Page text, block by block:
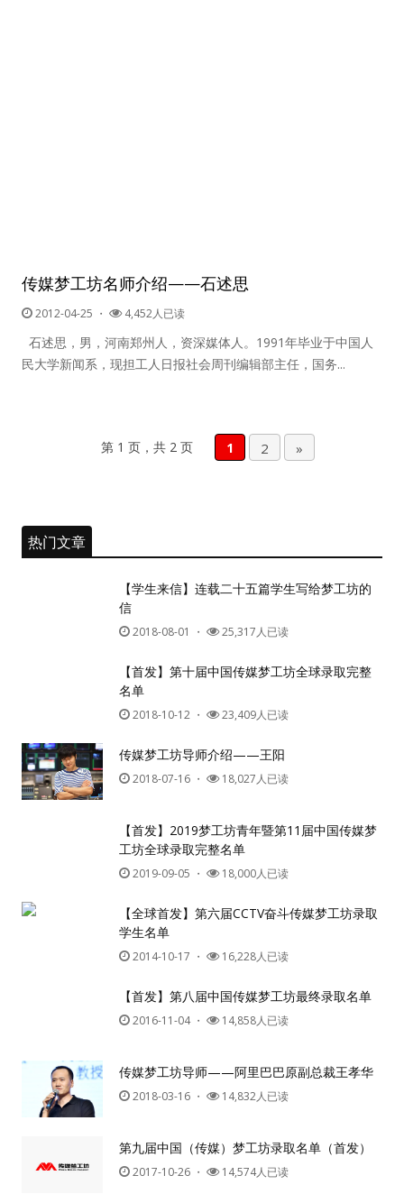
传媒梦工坊名师介绍——石述思
2012-04-25 ・ 4,452人已读
石述思，男，河南郑州人，资深媒体人。1991年毕业于中国人
民大学新闻系，现担工人日报社会周刊编辑部主任，国务...
第 1 页，共 2 页 1 2 »
热门文章
【学生来信】连载二十五篇学生写给梦工坊的
信
2018-08-01 ・ 25,317人已读
【首发】第十届中国传媒梦工坊全球录取完整
名单
2018-10-12 ・ 23,409人已读
传媒梦工坊导师介绍——王阳
2018-07-16 ・ 18,027人已读
【首发】2019梦工坊青年暨第11届中国传媒梦
工坊全球录取完整名单
2019-09-05 ・ 18,000人已读
【全球首发】第六届CCTV奋斗传媒梦工坊录取
学生名单
2014-10-17 ・ 16,228人已读
【首发】第八届中国传媒梦工坊最终录取名单
2016-11-04・ 14,858人已读
传媒梦工坊导师——阿里巴巴原副总裁王孝华
2018-03-16 ・ 14,832人已读
第九届中国（传媒）梦工坊录取名单（首发）
2017-10-26 ・ 14,574人已读